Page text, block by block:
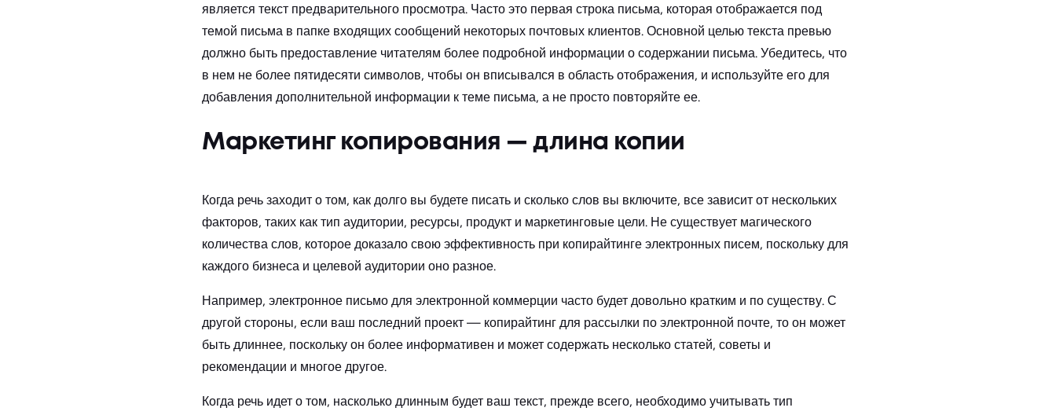
является текст предварительного просмотра. Часто это первая строка письма, которая отображается под
темой письма в папке входящих сообщений некоторых почтовых клиентов. Основной целью текста превью
должно быть предоставление читателям более подробной информации о содержании письма. Убедитесь, что
в нем не более пятидесяти символов, чтобы он вписывался в область отображения, и используйте его для
добавления дополнительной информации к теме письма, а не просто повторяйте ее.
Маркетинг копирования — длина копии
Когда речь заходит о том, как долго вы будете писать и сколько слов вы включите, все зависит от нескольких
факторов, таких как тип аудитории, ресурсы, продукт и маркетинговые цели. Не существует магического
количества слов, которое доказало свою эффективность при копирайтинге электронных писем, поскольку для
каждого бизнеса и целевой аудитории оно разное.
Например, электронное письмо для электронной коммерции часто будет довольно кратким и по существу. С
другой стороны, если ваш последний проект — копирайтинг для рассылки по электронной почте, то он может
быть длиннее, поскольку он более информативен и может содержать несколько статей, советы и
рекомендации и многое другое.
Когда речь идет о том, насколько длинным будет ваш текст, прежде всего, необходимо учитывать тип